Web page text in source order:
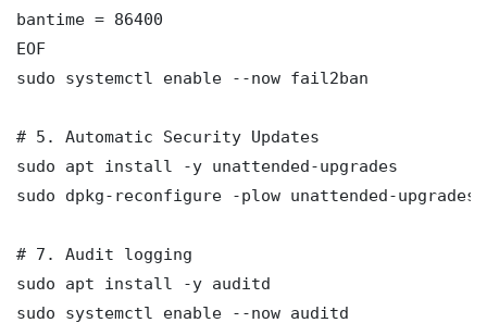
bantime = 86400
EOF
sudo systemctl enable --now fail2ban
# 5. Automatic Security Updates
sudo apt install -y unattended-upgrades
sudo dpkg-reconfigure -plow unattended-upgrades
# 7. Audit logging
sudo apt install -y auditd
sudo systemctl enable --now auditd